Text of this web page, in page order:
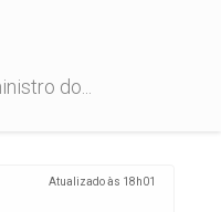
do...
Atualizado às 18h01